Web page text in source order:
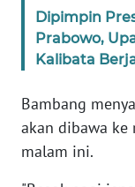
Dipimpin
Prabowo,
Kalibata
Bambang
akan dibawa ke
malam ini.
KAMI
PEDOMAN